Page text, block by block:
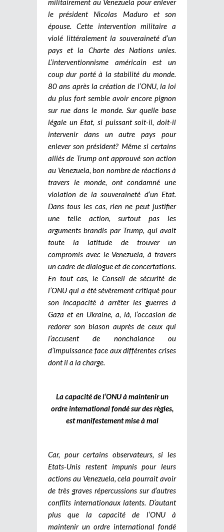
militairement au Venezuela pour enlever
le président Nicolas Maduro et son
épouse. Cette intervention militaire a
violé littéralement la souveraineté d’un
pays et la Charte des Nations unies.
L’interventionnisme américain est un
coup dur porté à la stabilité du monde.
80 ans après la création de l’ONU, la loi
du plus fort semble avoir encore pignon
sur rue dans le monde. Sur quelle base
légale un Etat, si puissant soit-il, doit-il
intervenir dans un autre pays pour
enlever son président? Même si certains
alliés de Trump ont approuvé son action
au Venezuela, bon nombre de réactions à
travers le monde, ont condamné une
violation de la souveraineté d’un Etat.
Dans tous les cas, rien ne peut justifier
une telle action, surtout pas les
arguments brandis par Trump, qui avait
toute la latitude de trouver un
compromis avec le Venezuela, à travers
un cadre de dialogue et de concertations.
En tout cas, le Conseil de sécurité de
l’ONU qui a été sévèrement critiqué pour
son incapacité à arrêter les guerres à
Gaza et en Ukraine, a, là, l’occasion de
redorer son blason auprès de ceux qui
l’accusent de nonchalance ou
d’impuissance face aux différentes crises
dont il a la charge.
La capacité de l’ONU à maintenir un
ordre international fondé sur des règles,
est manifestement mise à mal
Car, pour certains observateurs, si les
Etats-Unis restent impunis pour leurs
actions au Venezuela, cela pourrait avoir
de très graves répercussions sur d’autres
conflits internationaux latents. D’autant
plus que la capacité de l’ONU à
maintenir un ordre international fondé